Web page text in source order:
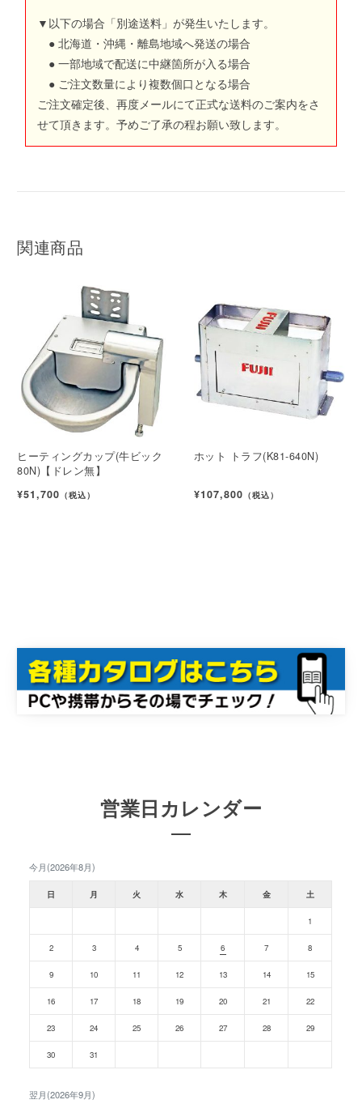
▼以下の場合「別途送料」が発生いたします。
● 北海道・沖縄・離島地域へ発送の場合
● 一部地域で配送に中継箇所が入る場合
● ご注文数量により複数個口となる場合
ご注文確定後、再度メールにて正式な送料のご案内をさ
せて頂きます。予めご了承の程お願い致します。
関連商品
ヒーティングカップ(牛ビック
80N)【ドレン無】
¥51,700 （税込）
ホット トラフ(K81-640N)
¥107,800 （税込）
営業日カレンダー
今月(2026年8月)
日 月 火 水 木 金 土
1
2 3 4 5 6 7 8
9 10 11 12 13 14 15
16 17 18 19 20 21 22
23 24 25 26 27 28 29
30 31
翌月(2026年9月)